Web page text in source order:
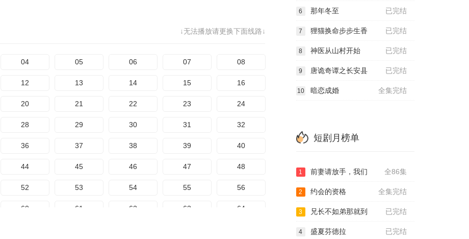
↓无法播放请更换下面线路↓
04 05 06 07 08
12 13 14 15 16
20 21 22 23 24
28 29 30 31 32
36 37 38 39 40
44 45 46 47 48
52 53 54 55 56
60 61 62 63 64
已完结
6 那年冬至
已完结
7 狸猫换命步步生香
已完结
8 神医从山村开始
已完结
9 唐诡奇谭之长安县
全集完结
10 暗恋成婚
短剧月榜单
全86集
1 前妻请放手，我们
全集完结
2 约会的资格
已完结
3 兄长不如弟那就到
已完结
4 盛夏芬德拉